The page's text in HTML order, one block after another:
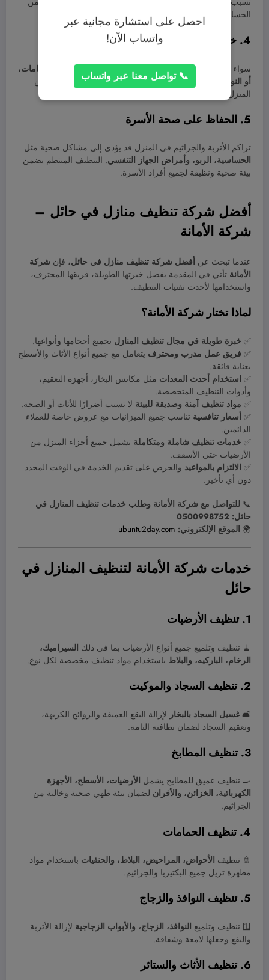
احصل على استشارة مجانية عبر
واتساب الآن!
📞 تواصل معنا عبر واتساب
الحساسية.
4. خدمات متخصصة لكل جزء من المنزل
سواء كنت بحاجة إلى تنظيف
الأرضيات، السجاد، المطابخ، الحمامات،
أو النوافذ
، توفر شركات التنظيف خدمات مخصصة لكل جزء من
المنزل لضمان أفضل نتيجة.
5. الحفاظ على صحة الأسرة
تراكم الأتربة والجراثيم في المنزل قد يؤدي إلى مشاكل صحية مثل
الحساسية، الربو، وأمراض الجهاز التنفسي. التنظيف المنتظم يضمن
بيئة صحية ونظيفة لجميع أفراد الأسرة.
أفضل شركة تنظيف منازل في حائل –
شركة الأمانة
عندما تبحث عن أفضل شركة تنظيف منازل في حائل، فإن شركة
الأمانة تأتي في المقدمة بفضل خبرتها الطويلة، فريقها المحترف،
واستخدامها لأحدث تقنيات التنظيف.
لماذا تختار شركة الأمانة؟
✅ خبرة طويلة في مجال تنظيف المنازل بجميع أحجامها وأنواعها.
✅ فريق عمل مدرب ومحترف يتعامل مع جميع أنواع الأثاث والأسطح
بعناية فائقة.
✅ استخدام أحدث المعدات مثل مكانس البخار، أجهزة التعقيم،
وأدوات التنظيف المتخصصة.
✅ مواد تنظيف آمنة وصديقة للبيئة لا تسبب أضرارًا للأثاث أو الصحة.
✅ أسعار تنافسية تناسب جميع الميزانيات مع عروض خاصة للعملاء
الدائمين.
✅ خدمات تنظيف شاملة ومتكاملة تشمل جميع أجزاء المنزل من
الأرضيات حتى الأسقف.
✅ الالتزام بالمواعيد والحرص على تقديم الخدمة في الوقت المحدد
دون أي تأخير.
📞 للتواصل مع شركة الأمانة وطلب خدمات تنظيف المنازل في
حائل: 0500998752
🌍 الموقع الإلكتروني: ubuntu2day.com
خدمات شركة الأمانة لتنظيف المنازل في
حائل
1. تنظيف الأرضيات
🧹 تنظيف وتلميع جميع أنواع الأرضيات بما في ذلك السيراميك،
الرخام، الباركيه، والبلاط باستخدام مواد تنظيف مخصصة لكل نوع.
2. تنظيف السجاد والموكيت
🛋️غسيل السجاد بالبخار لإزالة البقع العميقة والروائح الكريهة،
وتعقيم السجاد لضمان نظافته التامة.
3. تنظيف المطابخ
🍳 تنظيف عميق للمطابخ يشمل الأرضيات، الأسطح، الأجهزة
الكهربائية، الخزائن، والأفران لضمان بيئة طهي صحية وخالية من
الجراثيم.
4. تنظيف الحمامات
🚿 تنظيف الأحواض، المراحيض، البلاط، والحنفيات باستخدام مواد
مطهرة تزيل جميع البكتيريا والجراثيم.
5. تنظيف النوافذ والزجاج
🪟 تنظيف وتلميع النوافذ، الزجاج، والأبواب الزجاجية لإزالة الأتربة
والبقع وجعلها لامعة وشفافة.
6. تنظيف الأثاث والستائر